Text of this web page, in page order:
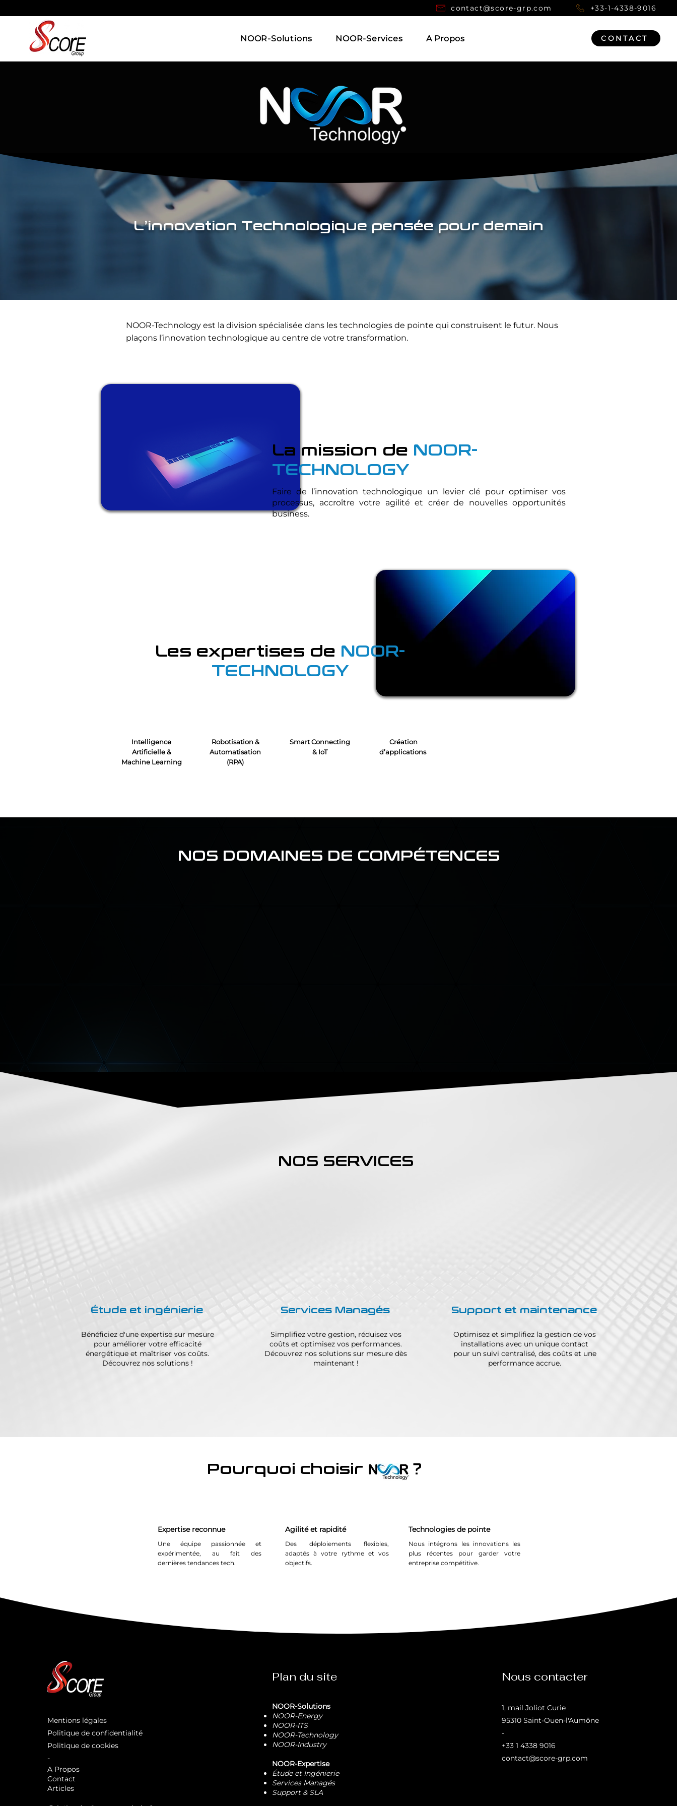
contact@score-grp.com +33-1-4338-9016
NOOR-Solutions NOOR-Services A Propos CONTACT
L’innovation Technologique pensée pour demain
NOOR-Technology est la division spécialisée dans les technologies de pointe qui construisent le futur. Nous
plaçons l’innovation technologique au centre de votre transformation.
La mission de NOOR-
TECHNOLOGY
Faire de l’innovation technologique un levier clé pour optimiser vos
processus, accroître votre agilité et créer de nouvelles opportunités
business.
Les expertises de NOOR-
TECHNOLOGY
Intelligence
Artificielle &
Machine Learning
Robotisation &
Automatisation
(RPA)
Smart Connecting
& IoT
Création
d’applications
NOS DOMAINES DE COMPÉTENCES
NOS SERVICES
Étude et ingénierie
Bénéficiez d'une expertise sur mesure
pour améliorer votre efficacité
énergétique et maîtriser vos coûts.
Découvrez nos solutions !
Services Managés
Simplifiez votre gestion, réduisez vos
coûts et optimisez vos performances.
Découvrez nos solutions sur mesure dès
maintenant !
Support et maintenance
Optimisez et simplifiez la gestion de vos
installations avec un unique contact
pour un suivi centralisé, des coûts et une
performance accrue.
Pourquoi choisir ?
Expertise reconnue
Une équipe passionnée et
expérimentée, au fait des
dernières tendances tech.
Agilité et rapidité
Des déploiements flexibles,
adaptés à votre rythme et vos
objectifs.
Technologies de pointe
Nous intégrons les innovations les
plus récentes pour garder votre
entreprise compétitive.
Mentions légales
Politique de confidentialité
Politique de cookies
-
A Propos
Contact
Articles
Plan du site
NOOR-Solutions
NOOR-Energy
NOOR-ITS
NOOR-Technology
NOOR-Industry
NOOR-Expertise
Étude et Ingénierie
Services Managés
Support & SLA
Nous contacter
1, mail Joliot Curie
95310 Saint-Ouen-l'Aumône
-
+33 1 4338 9016
contact@score-grp.com